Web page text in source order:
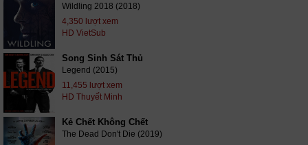
Wildling 2018 (2018)
4,350 lượt xem
HD VietSub
Song Sinh Sát Thủ
Legend (2015)
11,455 lượt xem
HD Thuyết Minh
Kẻ Chết Không Chết
The Dead Don't Die (2019)